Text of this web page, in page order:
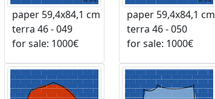
paper 59,4x84,1 cm
terra 46 - 049
for sale: 1000€
paper 59,4x84,1 cm
terra 46 - 050
for sale: 1000€